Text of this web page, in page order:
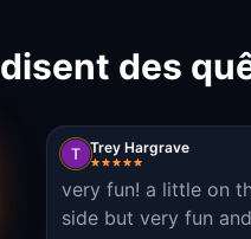
des
Trey Hargrave
very fun! a little on
side but very fun